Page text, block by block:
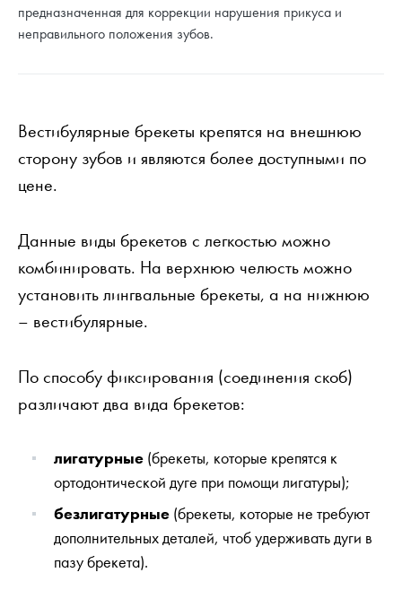
предназначенная для коррекции нарушения прикуса и
неправильного положения зубов.
Вестибулярные брекеты крепятся на внешнюю
сторону зубов и являются более доступными по
цене.
Данные виды брекетов с легкостью можно
комбинировать. На верхнюю челюсть можно
установить лингвальные брекеты, а на нижнюю
– вестибулярные.
По способу фиксирования (соединения скоб)
различают два вида брекетов:
лигатурные (брекеты, которые крепятся к
ортодонтической дуге при помощи лигатуры);
безлигатурные (брекеты, которые не требуют
дополнительных деталей, чтоб удерживать дуги в
пазу брекета).